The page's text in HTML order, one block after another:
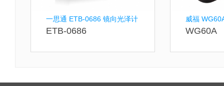
一思通 ETB-0686 镜向光泽计
ETB-0686
威福
WG60A